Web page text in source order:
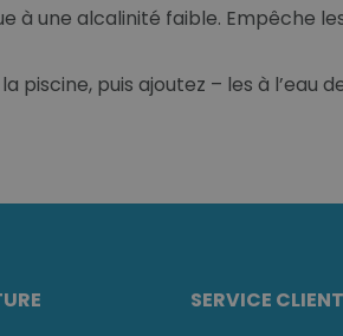
une alcalinité faible. Empêche
piscine, puis ajoutez – les à l’eau
SERVICE CLIENT